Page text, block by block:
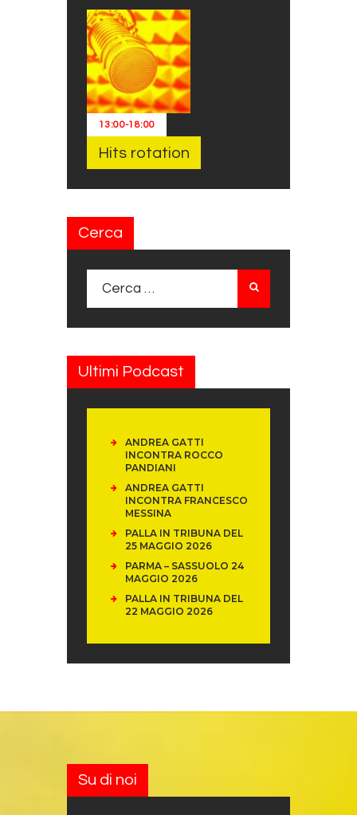
13:00-18:00
Hits rotation
Cerca
Ultimi Podcast
ANDREA GATTI
INCONTRA ROCCO
PANDIANI
ANDREA GATTI
INCONTRA FRANCESCO
MESSINA
PALLA IN TRIBUNA DEL
25 MAGGIO 2026
PARMA – SASSUOLO 24
MAGGIO 2026
PALLA IN TRIBUNA DEL
22 MAGGIO 2026
Su di noi